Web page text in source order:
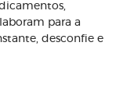
para a
desconfie e